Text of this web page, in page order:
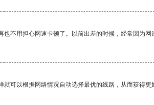
不用担心网速卡顿了。以前出差的时候，经常因为
可以根据网络情况自动选择最优的线路，从而获得更